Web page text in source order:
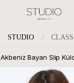
STUDIO /
Akbeniz Bayan Slip